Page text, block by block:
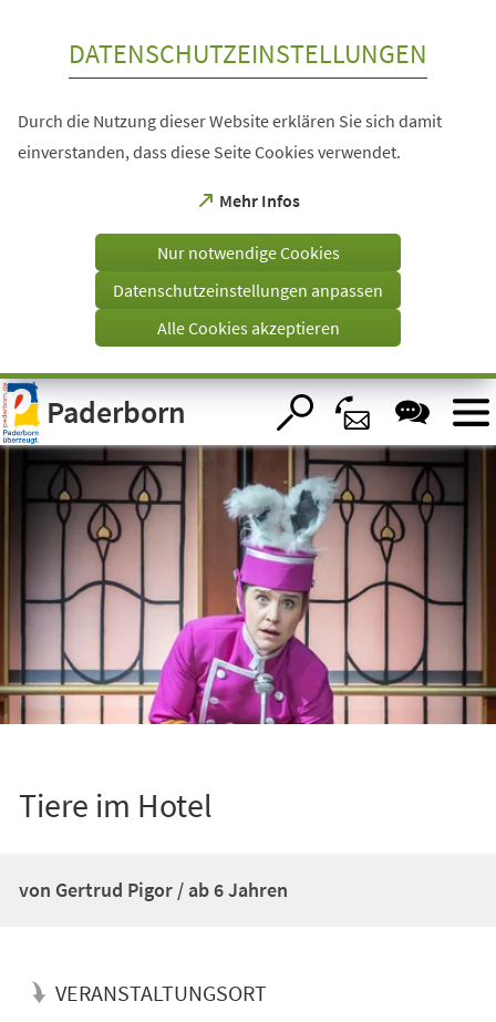
Visuelle
Assistenzsoftware
öffnen.
DATENSCHUTZEINSTELLUNGEN
Durch die Nutzung dieser Website erklären Sie sich damit
einverstanden, dass diese Seite Cookies verwendet.
Mehr Infos
(Öffnet
einem
Tab)
Nur notwendige Cookies
Datenschutzeinstellungen anpassen
Alle Cookies akzeptieren
Paderborn
Tiere im Hotel
von Gertrud Pigor / ab 6 Jahren
VERANSTALTUNGSORT